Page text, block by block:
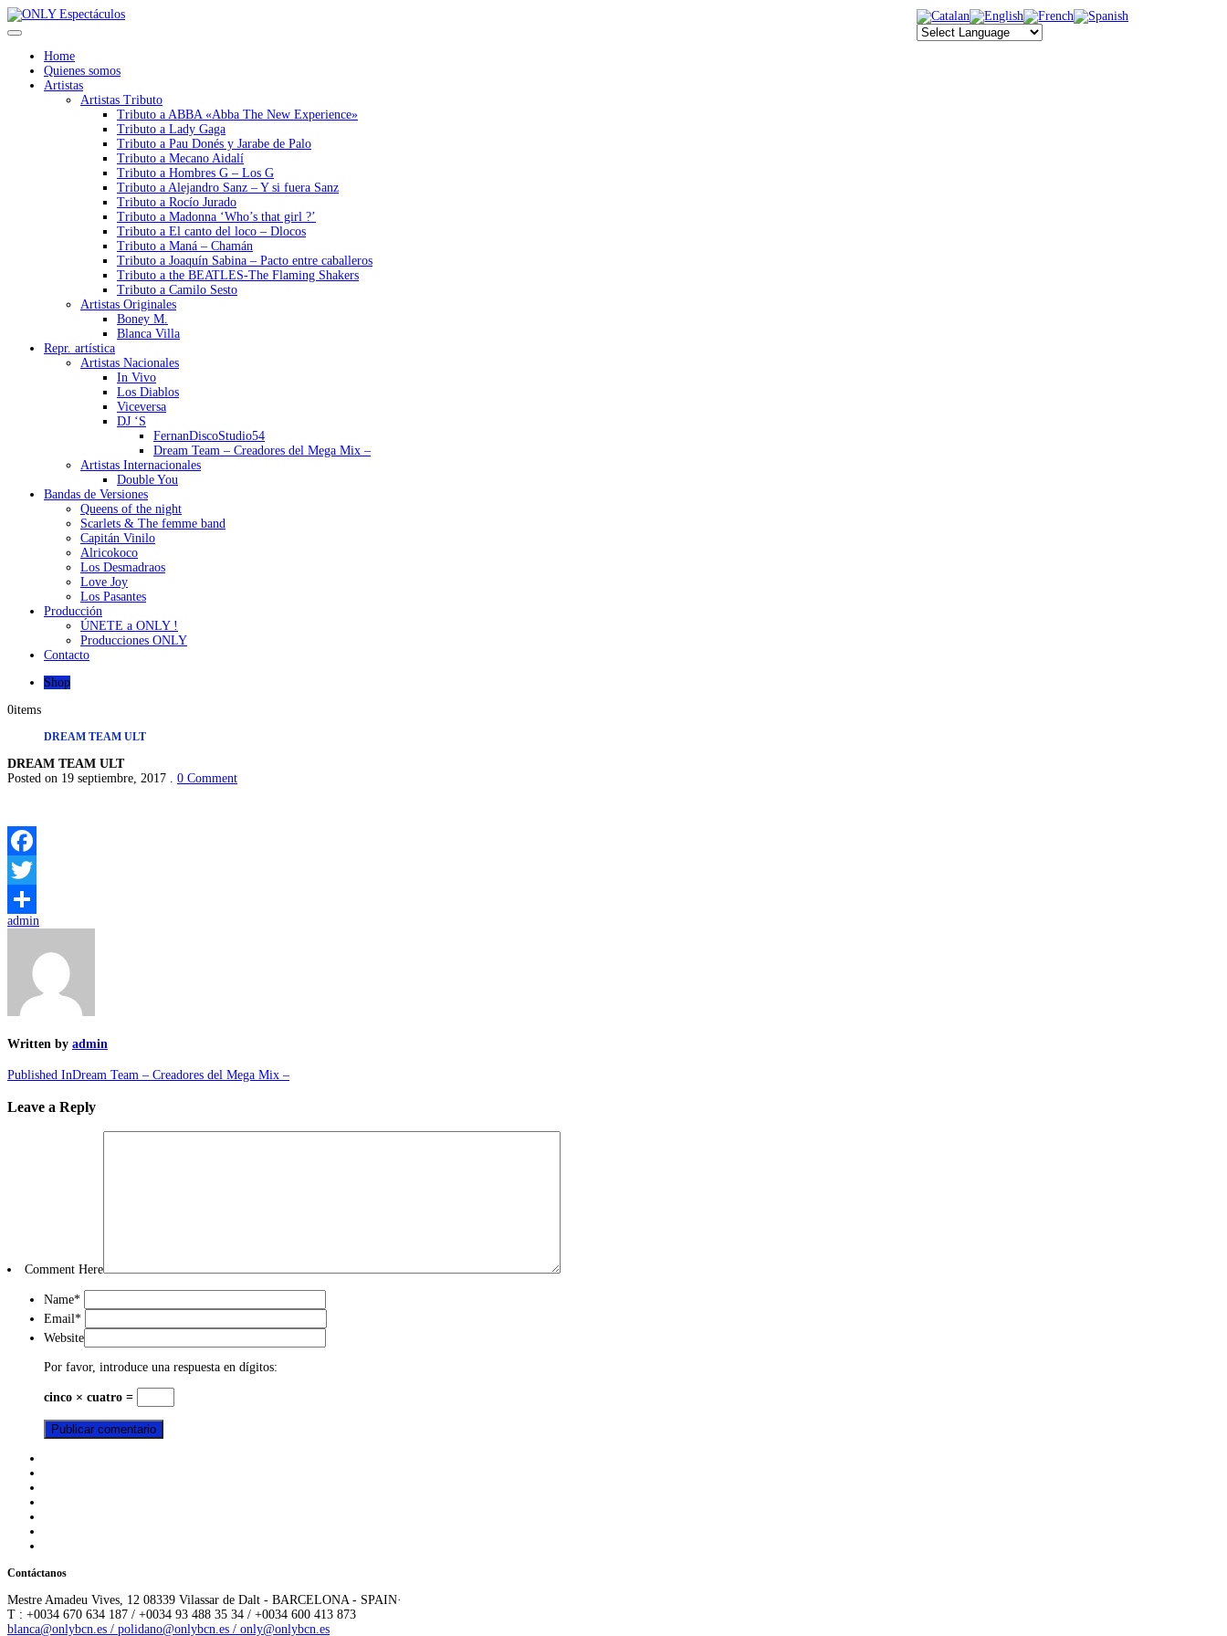
Home
Quienes somos
Artistas
Artistas Tributo
Tributo a ABBA «Abba The New Experience»
Tributo a Lady Gaga
Tributo a Pau Donés y Jarabe de Palo
Tributo a Mecano Aidalí
Tributo a Hombres G – Los G
Tributo a Alejandro Sanz – Y si fuera Sanz
Tributo a Rocío Jurado
Tributo a Madonna ‘Who’s that girl ?’
Tributo a El canto del loco – Dlocos
Tributo a Maná – Chamán
Tributo a Joaquín Sabina – Pacto entre caballeros
Tributo a the BEATLES-The Flaming Shakers
Tributo a Camilo Sesto
Artistas Originales
Boney M.
Blanca Villa
Repr. artística
Artistas Nacionales
In Vivo
Los Diablos
Viceversa
DJ ‘S
FernanDiscoStudio54
Dream Team – Creadores del Mega Mix –
Artistas Internacionales
Double You
Bandas de Versiones
Queens of the night
Scarlets & The femme band
Capitán Vinilo
Alricokoco
Los Desmadraos
Love Joy
Los Pasantes
Producción
ÚNETE a ONLY !
Producciones ONLY
Contacto
Shop
0items
DREAM TEAM ULT
DREAM TEAM ULT
Posted on 19 septiembre, 2017 . 0 Comment
Facebook
Twitter
Compartir
admin
Written by admin
Published InDream Team – Creadores del Mega Mix –
Leave a Reply
Comment Here
Name*
Email*
Website
Por favor, introduce una respuesta en dígitos:
cinco × cuatro =
Contáctanos
Mestre Amadeu Vives, 12 08339 Vilassar de Dalt - BARCELONA - SPAIN·
T : +0034 670 634 187 / +0034 93 488 35 34 / +0034 600 413 873
blanca@onlybcn.es / polidano@onlybcn.es / only@onlybcn.es